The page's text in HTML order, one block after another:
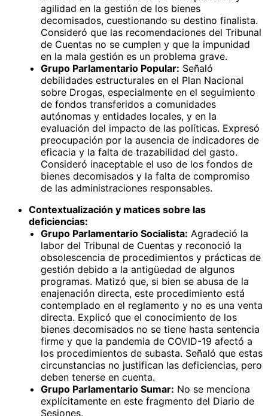
agilidad en la gestión de los bienes
decomisados, cuestionando su destino finalista.
Consideró que las recomendaciones del Tribunal
de Cuentas no se cumplen y que la impunidad
en la mala gestión es un problema grave.
Grupo Parlamentario Popular: Señaló
debilidades estructurales en el Plan Nacional
sobre Drogas, especialmente en el seguimiento
de fondos transferidos a comunidades
autónomas y entidades locales, y en la
evaluación del impacto de las políticas. Expresó
preocupación por la ausencia de indicadores de
eficacia y la falta de trazabilidad del gasto.
Consideró inaceptable el uso de los fondos de
bienes decomisados y la falta de compromiso
de las administraciones responsables.
Contextualización y matices sobre las
deficiencias:
Grupo Parlamentario Socialista: Agradeció la
labor del Tribunal de Cuentas y reconoció la
obsolescencia de procedimientos y prácticas de
gestión debido a la antigüedad de algunos
programas. Matizó que, si bien se abusa de la
enajenación directa, este procedimiento está
contemplado en el reglamento y no es una venta
directa. Explicó que el conocimiento de los
bienes decomisados no se tiene hasta sentencia
firme y que la pandemia de COVID-19 afectó a
los procedimientos de subasta. Señaló que estas
circunstancias no justifican las deficiencias, pero
deben tenerse en cuenta.
Grupo Parlamentario Sumar: No se menciona
explícitamente en este fragmento del Diario de
Sesiones.